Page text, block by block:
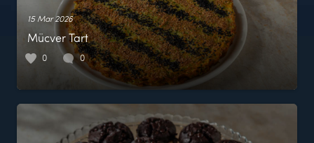
15 Mar 2026
Mücver Tart
0 0